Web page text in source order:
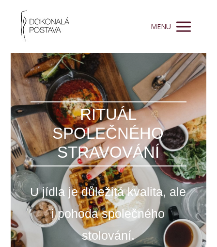
MENU
RITUÁL
SPOLEČNÉHO
STRAVOVÁNÍ
U jídla je důležitá kvalita, ale
i pohoda společného
stolování.